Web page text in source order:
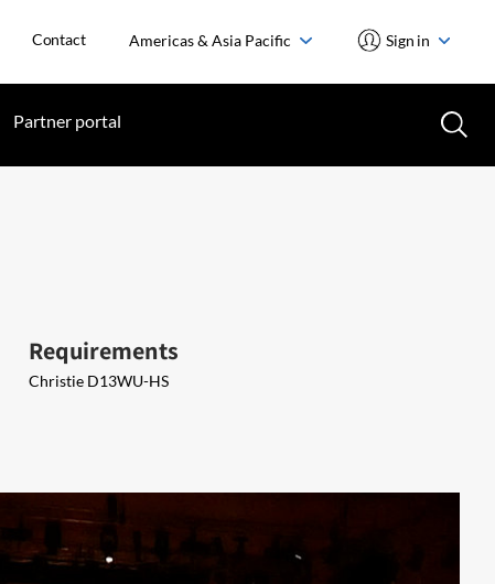
Contact Americas & Asia Pacific Sign in
Partner portal
Requirements
Christie D13WU-HS